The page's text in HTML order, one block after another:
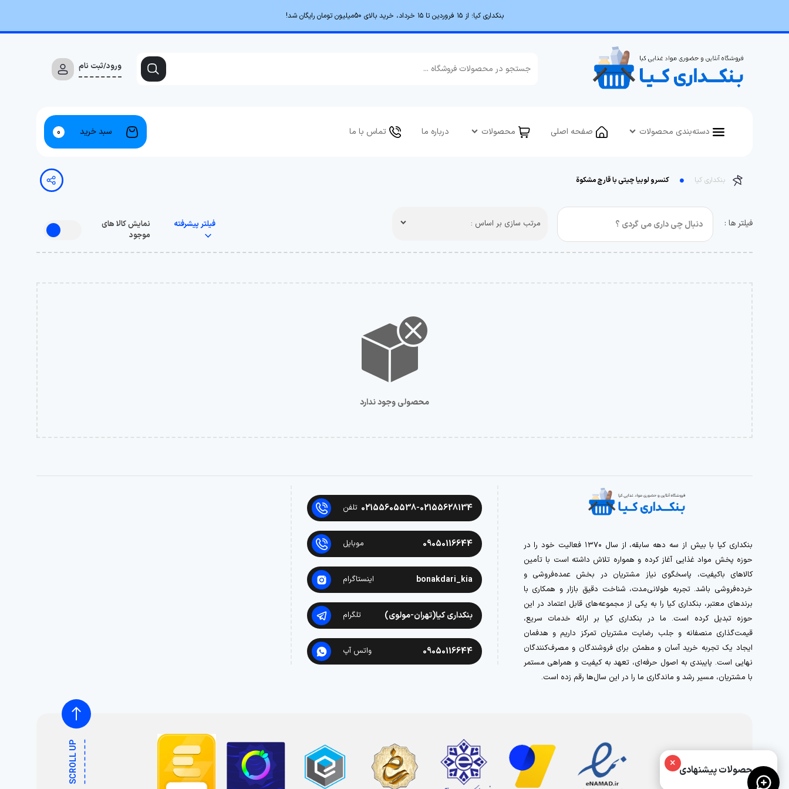
× محصولات پیشنهادی
بنکداری کیا؛ از ۱۵ فروردین تا ۱۵ خرداد، خرید بالای 50میلیون تومان رایگان شد!
ورود/ثبت نام
دسته‌بندی محصولات صفحه اصلی محصولات درباره ما تماس با ما سبد خرید 0
بنکداری کیا کنسرو لوبیا چیتی با قارچ مشکوة
فیلتر ها : مرتب سازی بر اساس : فیلتر پیشرفته
نمایش کالا های
موجود
محصولی وجود ندارد
بنکداری کیا با بیش از سه دهه سابقه، از سال ۱۳۷۰ فعالیت خود را در
حوزه پخش مواد غذایی آغاز کرده و همواره تلاش داشته است با تأمین
کالاهای باکیفیت، پاسخگوی نیاز مشتریان در بخش عمده‌فروشی و
خرده‌فروشی باشد. تجربه طولانی‌مدت، شناخت دقیق بازار و همکاری با
برندهای معتبر، بنکداری کیا را به یکی از مجموعه‌های قابل اعتماد در این
حوزه تبدیل کرده است. ما در بنکداری کیا بر ارائه خدمات سریع،
قیمت‌گذاری منصفانه و جلب رضایت مشتریان تمرکز داریم و هدفمان
ایجاد یک تجربه خرید آسان و مطمئن برای فروشندگان و مصرف‌کنندگان
نهایی است. پایبندی به اصول حرفه‌ای، تعهد به کیفیت و همراهی مستمر
با مشتریان، مسیر رشد و ماندگاری ما را در این سال‌ها رقم زده است.
02155605538-02155628134 تلفن
09050116644 موبایل
bonakdari_kia اینستاگرام
بنکداری کیا(تهران-مولوی) تلگرام
09050116644 واتس آپ
SCROLL UP